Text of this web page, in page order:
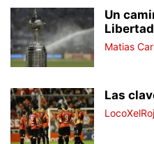
Un
Matias
Las